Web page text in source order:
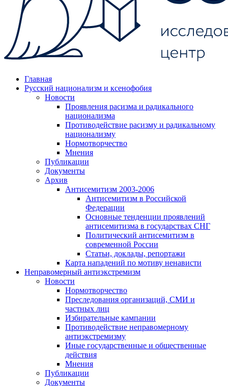
Главная
Русский национализм и ксенофобия
Новости
Проявления расизма и радикального
национализма
Противодействие расизму и радикальному
национализму
Нормотворчество
Мнения
Публикации
Документы
Архив
Антисемитизм 2003-2006
Антисемитизм в Российской
Федерации
Основные тенденции проявлений
антисемитизма в государствах СНГ
Политический антисемитизм в
современной России
Статьи, доклады, репортажи
Карта нападений по мотиву ненависти
Неправомерный антиэкстремизм
Новости
Нормотворчество
Преследования организаций, СМИ и
частных лиц
Избирательные кампании
Противодействие неправомерному
антиэкстремизму
Иные государственные и общественные
действия
Мнения
Публикации
Документы